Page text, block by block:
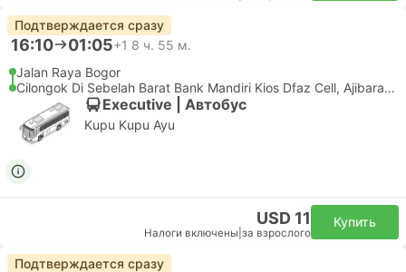
Подтверждается сразу
16:10 01:05+1 8 ч. 55 м.
Jalan Raya Bogor
Cilongok Di Sebelah Barat Bank Mandiri Kios Dfaz Cell, Ajibarang
Executive | Автобус
Kupu Kupu Ayu
USD 11
Налоги включены за взрослого
Купить
Подтверждается сразу